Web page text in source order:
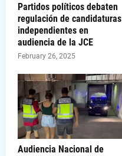
Partidos políticos debaten
regulación de candidaturas
independientes en
audiencia de la JCE
February 26, 2025
Audiencia Nacional de